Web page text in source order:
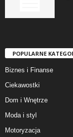
POPULARNE
Biznes i Finanse
Ciekawostki
Dom i Wnętrze
Moda i styl
Motoryzacja